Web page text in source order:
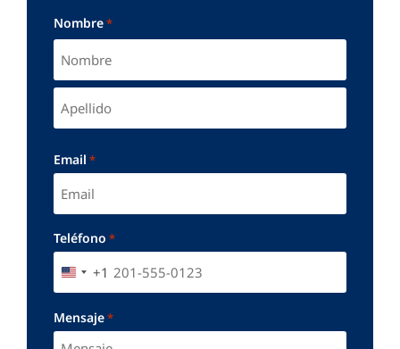
Nombre*
Email *
Teléfono *
UNITED STATES +1
+1
Mensaje*